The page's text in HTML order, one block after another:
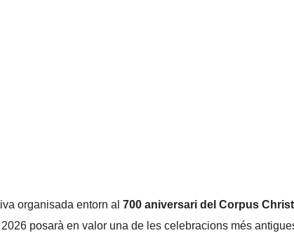
organisada entorn al 700 aniversari del Corpus
posarà en valor una de les celebracions més